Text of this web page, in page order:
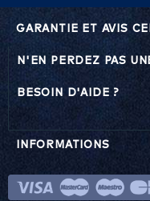
GARANTIE ET AVIS
N'EN PERDEZ PAS
BESOIN D'AIDE ?
INFORMATIONS